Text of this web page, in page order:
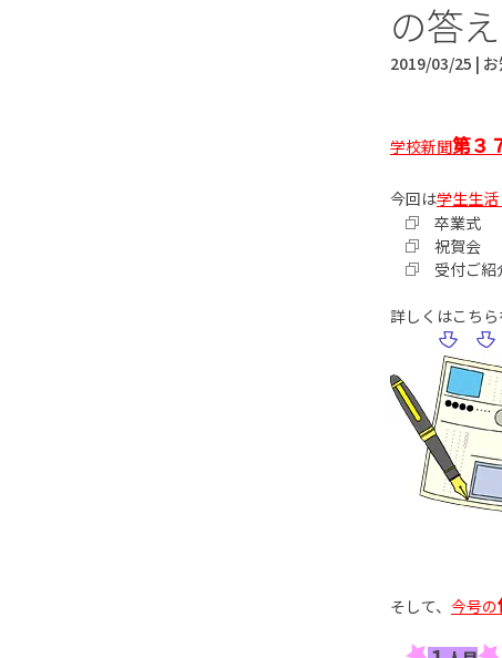
の答え
2019/03/25 |
学校新聞第３
今回は学生生活
卒業式
祝賀会
受付ご
詳しくはこち
そして、 今号の